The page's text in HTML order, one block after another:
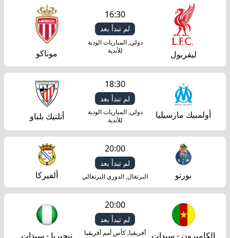
ليفربول
16:30
لم تبدأ بعد
دولي, المباريات الودية
للأندية
موناكو
أولمبيك مارسيليا
18:30
لم تبدأ بعد
دولي, المباريات الودية
للأندية
أتلتيك بلباو
بورتو
20:00
لم تبدأ بعد
البرتغال, الدوري البرتغالي ألفيركا
الكاميرون - سيدات
20:00
لم تبدأ بعد
أفريقيا, كأس أمم أفريقيا
نيجيريا - سيدات